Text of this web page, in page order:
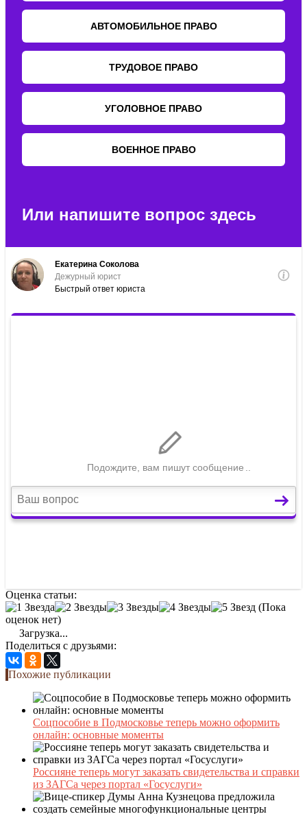
Оценка статьи:
(Пока
оценок нет)
Загрузка...
Поделиться с друзьями:
Похожие публикации
Соцпособие в Подмосковье теперь можно оформить
онлайн: основные моменты
Россияне теперь могут заказать свидетельства и справки
из ЗАГСа через портал «Госуслуги»